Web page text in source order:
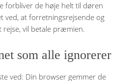
forbliver de høje helt til døren
ved, at forretningsrejsende og
vil betale præmien.
som alle ignorerer
ved: Din browser gemmer de